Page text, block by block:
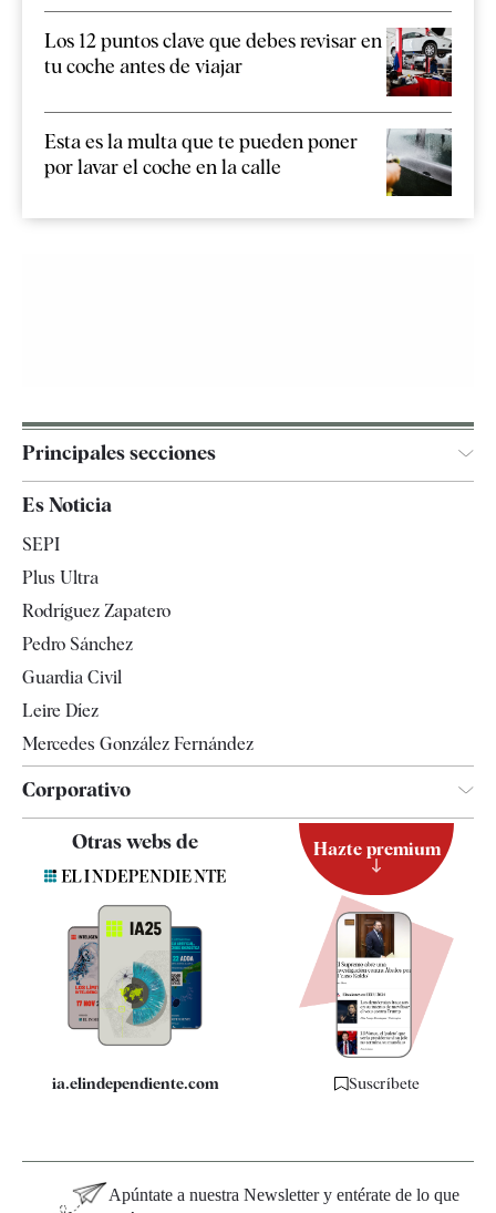
Los 12 puntos clave que debes revisar en
tu coche antes de viajar
Esta es la multa que te pueden poner
por lavar el coche en la calle
Principales secciones
España
Televisión
Es Noticia
SEPI
Plus Ultra
Rodríguez Zapatero
Pedro Sánchez
Guardia Civil
Leire Díez
Mercedes González Fernández
Corporativo
Contacto
Quiénes somos
Especificaciones
Otras webs de
ia.elindependiente.com
Hazte premium
Suscríbete
Apúntate a nuestra Newsletter y entérate de lo que